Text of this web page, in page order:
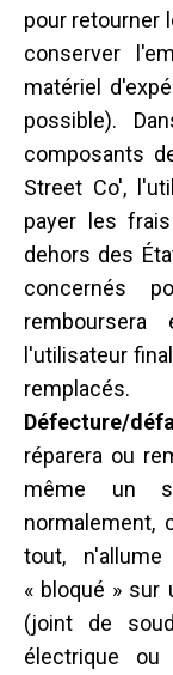
pour retourner
conserver
matériel
possible).
composants
Street Co',
payer les
dehors des
concernés
l'utilisateur
remplacés.
Défecture/
réparera ou
même un
normalement,
tout,
« bloqué » sur
(joint de
électrique